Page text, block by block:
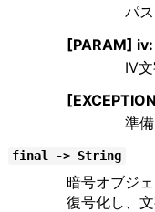
パ
[PARAM] iv:
IV
準
final -> String
暗号オブジ
復号化し、文